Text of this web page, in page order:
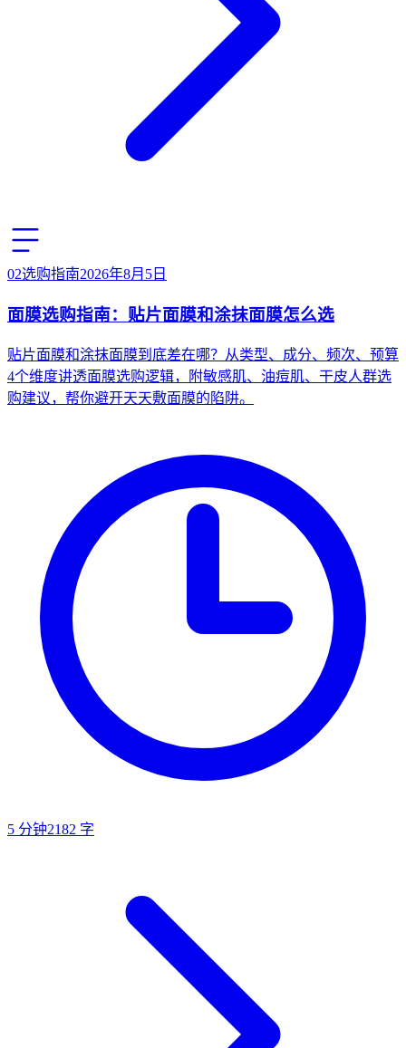
02选购指南2026年8月5日
面膜选购指南：贴片面膜和涂抹面膜怎么选
贴片面膜和涂抹面膜到底差在哪？从类型、成分、频次、预算
4个维度讲透面膜选购逻辑，附敏感肌、油痘肌、干皮人群选
购建议，帮你避开天天敷面膜的陷阱。
5 分钟2182 字